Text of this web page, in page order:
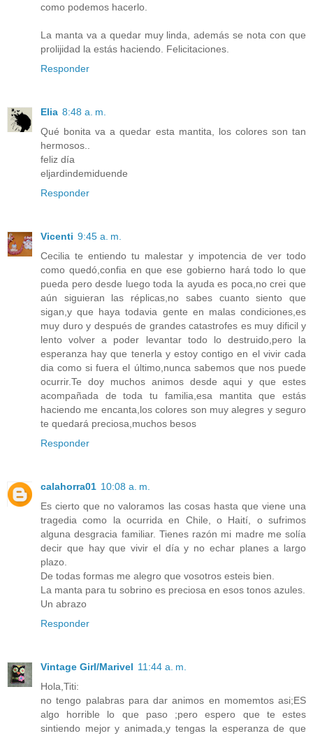
como podemos hacerlo.
La manta va a quedar muy linda, además se nota con que
prolijidad la estás haciendo. Felicitaciones.
Responder
Elia 8:48 a. m.
Qué bonita va a quedar esta mantita, los colores son tan
hermosos..
feliz día
eljardindemiduende
Responder
Vicenti 9:45 a. m.
Cecilia te entiendo tu malestar y impotencia de ver todo
como quedó,confia en que ese gobierno hará todo lo que
pueda pero desde luego toda la ayuda es poca,no crei que
aún siguieran las réplicas,no sabes cuanto siento que
sigan,y que haya todavia gente en malas condiciones,es
muy duro y después de grandes catastrofes es muy dificil y
lento volver a poder levantar todo lo destruido,pero la
esperanza hay que tenerla y estoy contigo en el vivir cada
dia como si fuera el último,nunca sabemos que nos puede
ocurrir.Te doy muchos animos desde aqui y que estes
acompañada de toda tu familia,esa mantita que estás
haciendo me encanta,los colores son muy alegres y seguro
te quedará preciosa,muchos besos
Responder
calahorra01 10:08 a. m.
Es cierto que no valoramos las cosas hasta que viene una
tragedia como la ocurrida en Chile, o Haití, o sufrimos
alguna desgracia familiar. Tienes razón mi madre me solía
decir que hay que vivir el día y no echar planes a largo
plazo.
De todas formas me alegro que vosotros esteis bien.
La manta para tu sobrino es preciosa en esos tonos azules.
Un abrazo
Responder
Vintage Girl/Marivel 11:44 a. m.
Hola,Titi:
no tengo palabras para dar animos en momemtos asi;ES
algo horrible lo que paso ;pero espero que te estes
sintiendo mejor y animada,y tengas la esperanza de que